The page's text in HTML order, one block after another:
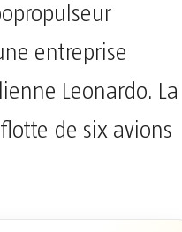
entreprise
Leonardo. La
de six avions